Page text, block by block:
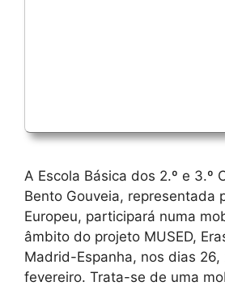
A Escola Básica dos 2.º e 3.º
Bento Gouveia, representada
Europeu, participará numa
âmbito do projeto MUSED,
Madrid-Espanha, nos dias 26,
fevereiro. Trata-se de uma